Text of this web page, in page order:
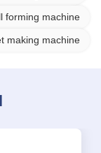
forming machine
making machine